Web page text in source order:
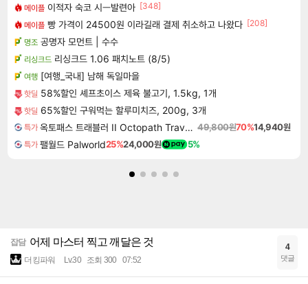
메이플 이적자 숙코 시ㅡ발련아 [348]
메이플 빵 가격이 24500원 이라길래 결제 취소하고 나왔다 [208]
명조 공명자 모먼트 | 수수
리싱크드 리싱크드 1.06 패치노트 (8/5)
여행 [여행_국내] 남해 독일마을
핫딜 58%할인 셰프초이스 제육 불고기, 1.5kg, 1개
핫딜 65%할인 구워먹는 할루미치즈, 200g, 3개
특가 옥토패스 트래블러 II Octopath Traveler II 49,800원70%14,940원
특가 팰월드 Palworld25%24,000원 5%
잡담 어제 마스터 찍고 깨달은 것
더킹파워 Lv.30 조회 300 07:52
4
댓글